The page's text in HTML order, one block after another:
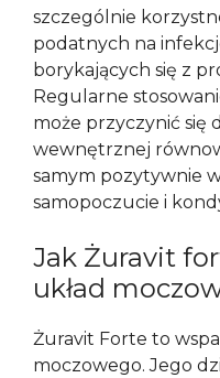
szczególnie
podatnych na
borykających się z
Regularne
może przyczynić się
wewnętrznej
samym pozytywnie
samopoczucie i
Jak Żuravit
układ
Żuravit Forte to
moczowego. Jego